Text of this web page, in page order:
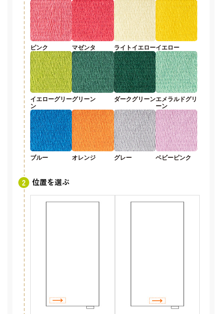
ピンク マゼンタ ライトイエローイエロー
イエローグリー
ン
グリーン ダークグリーンエメラルドグリ
ーン
ブルー オレンジ グレー ベビーピンク
位置を選ぶ